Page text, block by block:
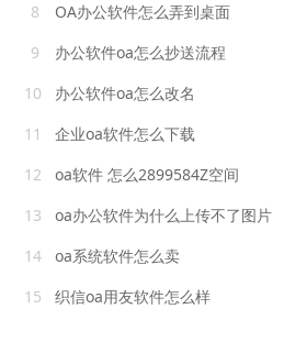
8
OA办公软件怎么弄到桌面
9
办公软件oa怎么抄送流程
10
办公软件oa怎么改名
11
企业oa软件怎么下载
12
oa软件 怎么2899584Z空间
13
oa办公软件为什么上传不了图片
14
oa系统软件怎么卖
15
织信oa用友软件怎么样